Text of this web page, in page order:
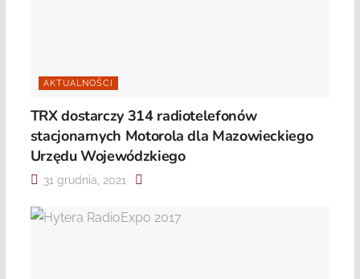
AKTUALNOŚCI
TRX dostarczy 314 radiotelefonów
stacjonarnych Motorola dla Mazowieckiego
Urzędu Wojewódzkiego
31 grudnia, 2021